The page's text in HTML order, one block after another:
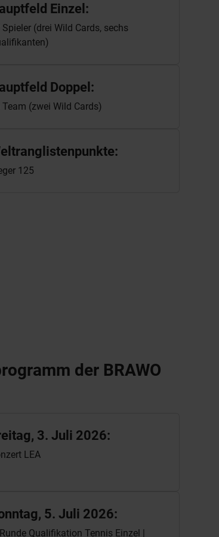
Einzel:
Spieler (drei Wild Cards, sechs
Doppel:
Team (zwei Wild Cards)
125
der BRAWO
3. Juli 2026:
LEA
5. Juli 2026:
Qualifikation Tennis Einzel |